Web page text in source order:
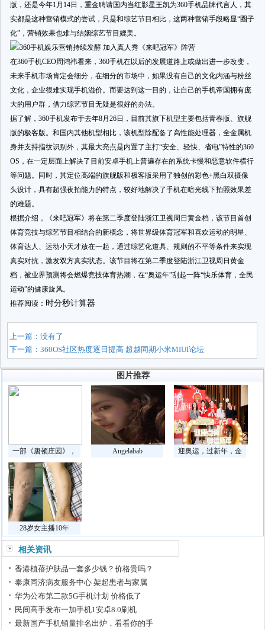
版，还是今年1月14日，重金聘请国内当红影星王凯为360手机品牌代言人，其
实都是这种营销模式的尝试，只是和综艺节目相比，这两种营销手段略显“圈子
化”，营销效果也难与结姻综艺节目媲美。
在360手机CEO周鸿祎看来，360手机在以后的发展道路上或做出进一步改变，
未来手机市场肯定会细分，在细分的市场中，如果没有自己的文化内涵与粉丝
文化，企业很难实现手机溢价。而要达到这一目的，让自己的手机帝国拥有庞
大的用户群，借力综艺节目无疑是很好的办法。
据了解，360手机发布于去年8月26日，目前其旗下机型主要包括青春版、旗舰
版的极客版。和国内其他机型相比，该机型除配备了高性能处理器，全金属机
身并支持指纹识别外，其最大亮点是内置了主打“安全、轻快、省电”特性的360
OS，在一定层面上解决了目前安卓手机上普遍存在的系统卡慢和恶意软件横行
等问题。同时，其定位高端的旗舰版和极客版采用了独创的彩色+黑白双摄像
头设计，具有超强夜拍能力的特点，较好地解决了手机在暗光线下拍照效果差
的难题。
根据介绍，《来吧冠军》将在第二季度登陆浙江卫视周日黄金档，该节目首创
体育竞技与综艺节目相结合的新概念，将世界级体育冠军和喜欢运动的明星、
体育达人、运动小天才放在一起，通过综艺化道具、规则的不平等条件来实现
真实对抗，激发双方真实状态。该节目将在第二季度登陆浙江卫视周日黄金
档，被业界预测将会燃爆竞技体育热潮，在“奥运年”刮起一阵“快乐体育，全民
运动”的健康旋风。
推荐阅读： 时分秒计算器
上一篇：没有了
下一篇：360OS社区热度逐日提高 超越同期小米MIUI论坛
图片推荐
一部《唐顿庄园》， Angelabab 迎奥运，过新年，金
28岁女主播10年
相关资讯
香港植蓓护肤品一套多少钱？价格贵吗？
泰康同济病友服务中心 架起患者与家属
华为公布第二款5G手机计划 价格低了
民间高手发布一加手机1安卓8.0刷机
最新国产手机销量排名出炉，看看你的手